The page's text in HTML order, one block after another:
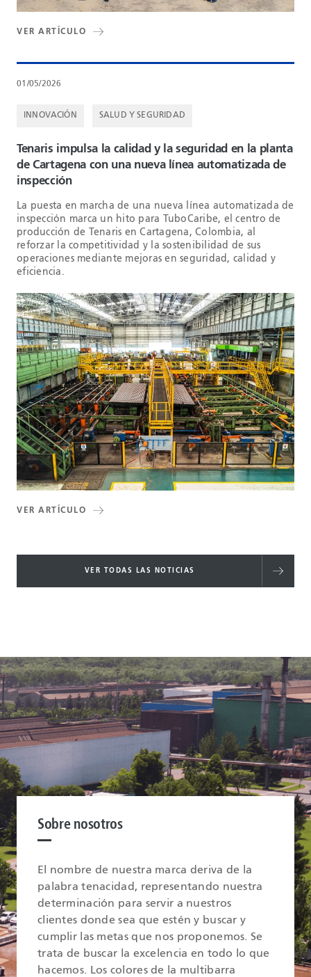
VER ARTÍCULO
01/05/2026
INNOVACIÓN SALUD Y SEGURIDAD
Tenaris impulsa la calidad y la seguridad en la planta
de Cartagena con una nueva línea automatizada de
inspección
La puesta en marcha de una nueva línea automatizada de
inspección marca un hito para TuboCaribe, el centro de
producción de Tenaris en Cartagena, Colombia, al
reforzar la competitividad y la sostenibilidad de sus
operaciones mediante mejoras en seguridad, calidad y
eficiencia.
VER ARTÍCULO
VER TODAS LAS NOTICIAS
Sobre nosotros
El nombre de nuestra marca deriva de la
palabra tenacidad, representando nuestra
determinación para servir a nuestros
clientes donde sea que estén y buscar y
cumplir las metas que nos proponemos. Se
trata de buscar la excelencia en todo lo que
hacemos. Los colores de la multibarra